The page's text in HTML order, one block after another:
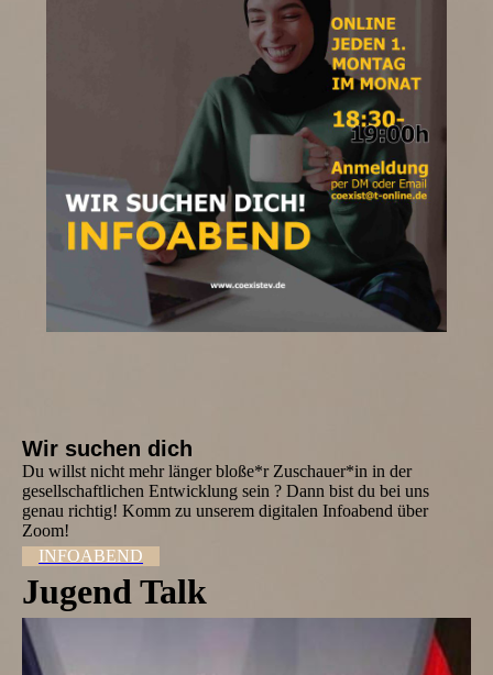
Wir suchen dich
Du willst nicht mehr länger bloße*r Zuschauer*in in der
gesellschaftlichen Entwicklung sein ? Dann bist du bei uns
genau richtig! Komm zu unserem digitalen Infoabend über
Zoom!
INFOABEND
Jugend Talk